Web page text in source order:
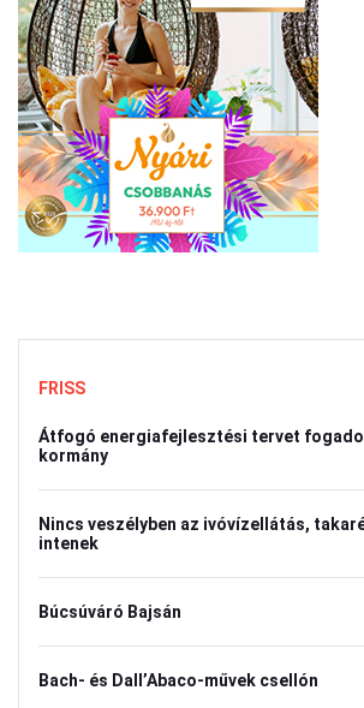
FRISS
Átfogó energiafejlesztési tervet
kormány
Nincs veszélyben az ivóvízellátás,
intenek
Búcsúváró Bajsán
Bach- és Dall’Abaco-művek csellón